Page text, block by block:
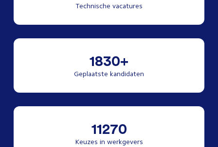
Technische vacatures
1830+
Geplaatste kandidaten
11270
Keuzes in werkgevers